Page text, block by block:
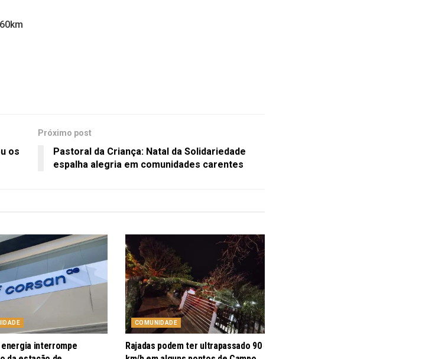
os
Próximo post
Pastoral da Criança: Natal da Solidariedade
espalha alegria em comunidades carentes
energia interrompe
COMUNIDADE
Rajadas podem ter ultrapassado 90